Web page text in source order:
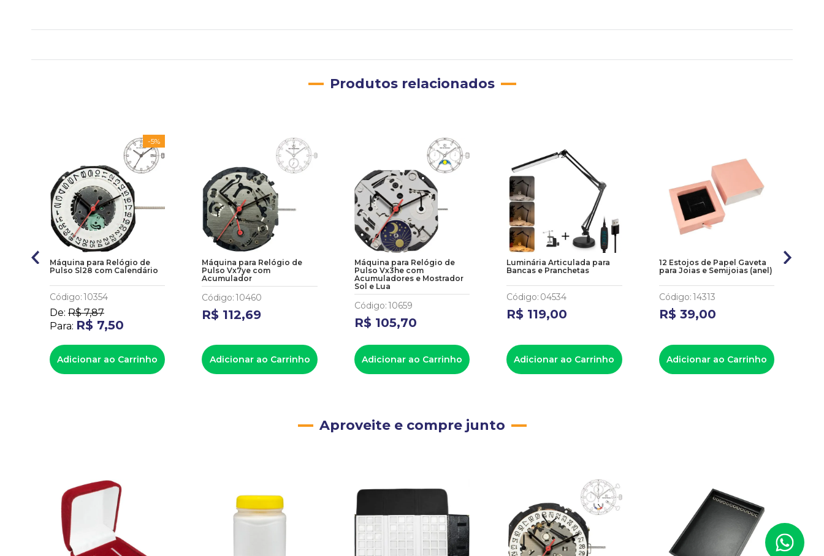
Produtos relacionados
-5%
Máquina para Relógio de
Pulso Sl28 com Calendário
Código:10354
De: R$ 7,87
Para: R$ 7,50
Adicionar ao Carrinho
Máquina para Relógio de
Pulso Vx7ye com
Acumulador
Código:10460
R$ 112,69
Adicionar ao Carrinho
Máquina para Relógio de
Pulso Vx3he com
Acumuladores e Mostrador
Sol e Lua
Código:10659
R$ 105,70
Adicionar ao Carrinho
Luminária Articulada para
Bancas e Pranchetas
Código: 04534
R$ 119,00
Adicionar ao Carrinho
12 Estojos de Papel Gaveta
para Joias e Semijoias (anel)
Código:14313
R$ 39,00
Adicionar ao Carrinho
Aproveite e compre junto